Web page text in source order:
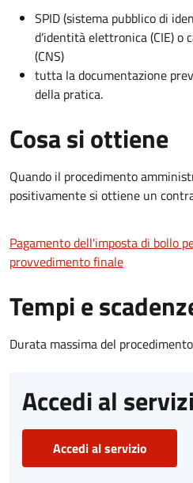
SPID (sistema pubblico di
d’identità elettronica (CIE) o
(CNS)
tutta la documentazione
della pratica.
Cosa si ottiene
Quando il procedimento
positivamente si ottiene un
Pagamento dell'imposta di bollo
provvedimento finale
Tempi e
Durata massima del
Accedi al
Accedi al servizio